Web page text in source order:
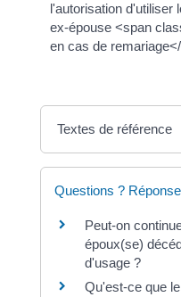
l'autorisation d'utiliser
ex-épouse <span
en cas de
Textes de référence
Questions ?
Peut-on
époux(se)
d'usage ?
Qu'est-ce que